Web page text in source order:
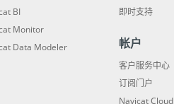
BI
Monitor
Data Modeler
即时支持
帐户
客户服务中心
订阅门户
Navicat Cloud